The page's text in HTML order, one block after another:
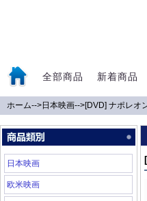
全部商品 新着商品
ホーム-->日本映画-->[DVD] ナポレオ
日本映画
欧米映画